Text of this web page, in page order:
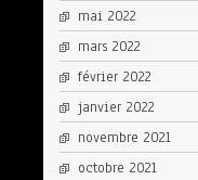
mai 2022
mars 2022
février 2022
janvier 2022
novembre 2021
octobre 2021